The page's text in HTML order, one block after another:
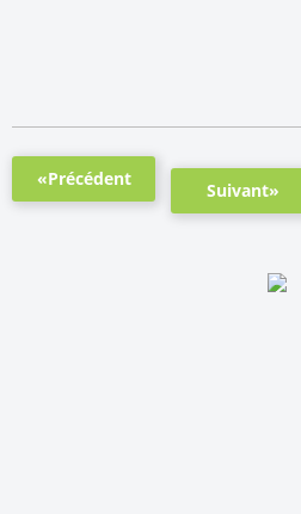
«Précédent
Suivant»